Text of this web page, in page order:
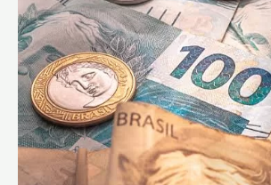
relator
diz
que
profissionais
liberais
deverão
ter
uma
alíquota
menor
de
imposto
sobre
consumo